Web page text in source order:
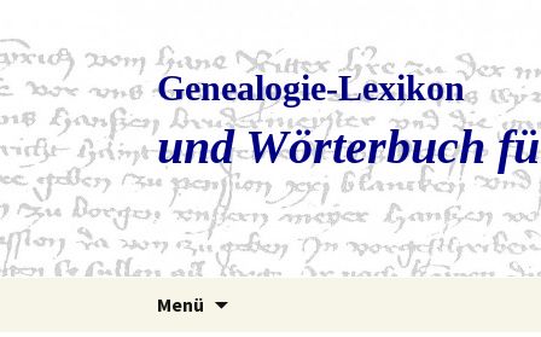
Genealogie-Lexikon
und Wörterbuch
Menü